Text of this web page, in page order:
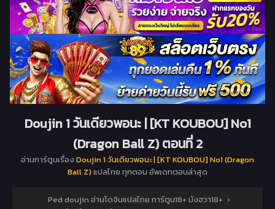
Doujin 1 วันเดียวพอนะ | [KT KOUBOU] No1
(Dragon Ball Z) ตอนที่ 2
อ่านการ์ตูนเรื่อง Doujin 1 วันเดียวพอนะ | [KT KOUBOU] No1 (Dragon
Ball Z) แปลไทย ทุกตอน อัพเดทตอนล่าสุด
Ped doujin อ่านโดจินแปลไทย การ์ตูน18+ มังฮวา18+ ›